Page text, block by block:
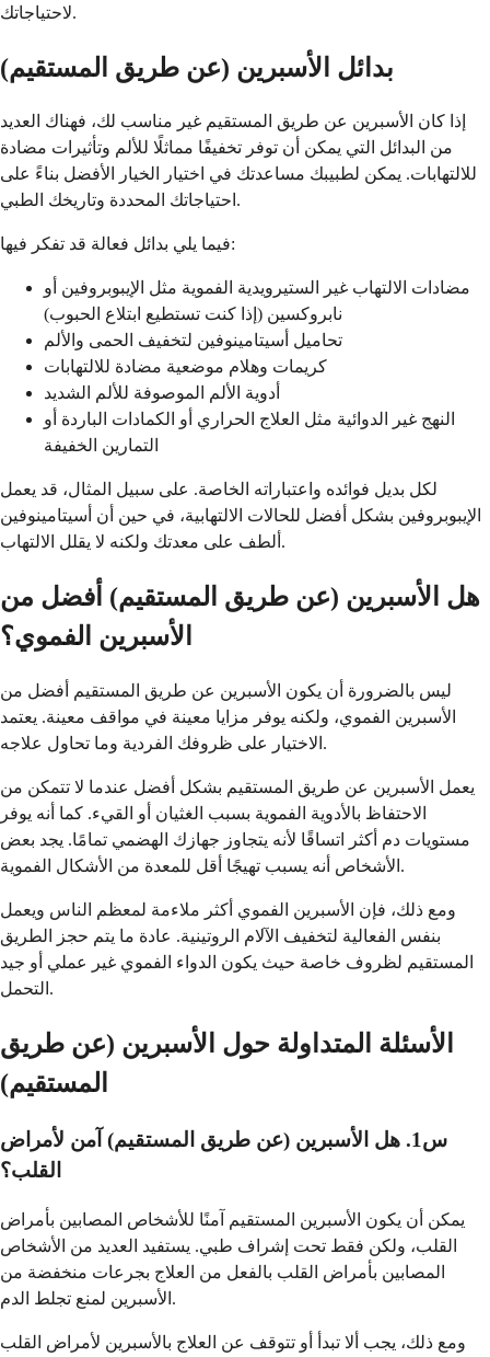
لاحتياجاتك.
بدائل الأسبرين (عن طريق المستقيم)
إذا كان الأسبرين عن طريق المستقيم غير مناسب لك، فهناك العديد
من البدائل التي يمكن أن توفر تخفيفًا مماثلًا للألم وتأثيرات مضادة
للالتهابات. يمكن لطبيبك مساعدتك في اختيار الخيار الأفضل بناءً على
احتياجاتك المحددة وتاريخك الطبي.
فيما يلي بدائل فعالة قد تفكر فيها:
مضادات الالتهاب غير الستيرويدية الفموية مثل الإيبوبروفين أو
نابروكسين (إذا كنت تستطيع ابتلاع الحبوب)
تحاميل أسيتامينوفين لتخفيف الحمى والألم
كريمات وهلام موضعية مضادة للالتهابات
أدوية الألم الموصوفة للألم الشديد
النهج غير الدوائية مثل العلاج الحراري أو الكمادات الباردة أو
التمارين الخفيفة
لكل بديل فوائده واعتباراته الخاصة. على سبيل المثال، قد يعمل
الإيبوبروفين بشكل أفضل للحالات الالتهابية، في حين أن أسيتامينوفين
ألطف على معدتك ولكنه لا يقلل الالتهاب.
هل الأسبرين (عن طريق المستقيم) أفضل من
الأسبرين الفموي؟
ليس بالضرورة أن يكون الأسبرين عن طريق المستقيم أفضل من
الأسبرين الفموي، ولكنه يوفر مزايا معينة في مواقف معينة. يعتمد
الاختيار على ظروفك الفردية وما تحاول علاجه.
يعمل الأسبرين عن طريق المستقيم بشكل أفضل عندما لا تتمكن من
الاحتفاظ بالأدوية الفموية بسبب الغثيان أو القيء. كما أنه يوفر
مستويات دم أكثر اتساقًا لأنه يتجاوز جهازك الهضمي تمامًا. يجد بعض
الأشخاص أنه يسبب تهيجًا أقل للمعدة من الأشكال الفموية.
ومع ذلك، فإن الأسبرين الفموي أكثر ملاءمة لمعظم الناس ويعمل
بنفس الفعالية لتخفيف الآلام الروتينية. عادة ما يتم حجز الطريق
المستقيم لظروف خاصة حيث يكون الدواء الفموي غير عملي أو جيد
التحمل.
الأسئلة المتداولة حول الأسبرين (عن طريق
المستقيم)
س1. هل الأسبرين (عن طريق المستقيم) آمن لأمراض
القلب؟
يمكن أن يكون الأسبرين المستقيم آمنًا للأشخاص المصابين بأمراض
القلب، ولكن فقط تحت إشراف طبي. يستفيد العديد من الأشخاص
المصابين بأمراض القلب بالفعل من العلاج بجرعات منخفضة من
الأسبرين لمنع تجلط الدم.
ومع ذلك، يجب ألا تبدأ أو تتوقف عن العلاج بالأسبرين لأمراض القلب